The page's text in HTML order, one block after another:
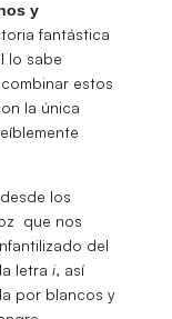
y
fantástica
lo sabe
estos
la única
los
que nos
del
letra i, así
por blancos y